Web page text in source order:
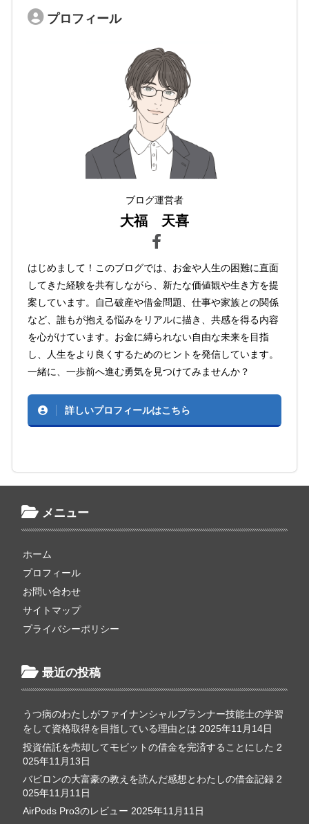
プロフィール
ブログ運営者
大福 天喜
はじめまして！このブログでは、お金や人生の困難に直面
してきた経験を共有しながら、新たな価値観や生き方を提
案しています。自己破産や借金問題、仕事や家族との関係
など、誰もが抱える悩みをリアルに描き、共感を得る内容
を心がけています。お金に縛られない自由な未来を目指
し、人生をより良くするためのヒントを発信しています。
一緒に、一歩前へ進む勇気を見つけてみませんか？
詳しいプロフィールはこちら
メニュー
ホーム
プロフィール
お問い合わせ
サイトマップ
プライバシーポリシー
最近の投稿
うつ病のわたしがファイナンシャルプランナー技能士の学習
をして資格取得を目指している理由とは 2025年11月14日
投資信託を売却してモビットの借金を完済することにした 2
025年11月13日
バビロンの大富豪の教えを読んだ感想とわたしの借金記録 2
025年11月11日
AirPods Pro3のレビュー 2025年11月11日